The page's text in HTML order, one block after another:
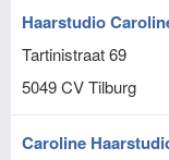
Haarstudio
Tartinistraat 69
5049 CVTilburg
Caroline